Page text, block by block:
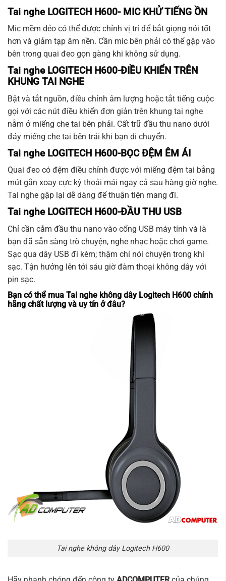
Tai nghe LOGITECH H600- MIC KHỬ TIẾNG ỒN
Mic mềm dẻo có thể được chỉnh vị trí để bắt giọng nói tốt
hơn và giảm tạp âm nền. Cần mic bên phải có thể gập vào
bên trong quai đeo gọn gàng khi không sử dụng.
Tai nghe LOGITECH H600-ĐIỀU KHIỂN TRÊN
KHUNG TAI NGHE
Bật và tắt nguồn, điều chỉnh âm lượng hoặc tắt tiếng cuộc
gọi với các nút điều khiển đơn giản trên khung tai nghe
nằm ở miếng che tai bên phải. Cất trữ đầu thu nano dưới
đáy miếng che tai bên trái khi bạn di chuyển.
Tai nghe LOGITECH H600-BỌC ĐỆM ÊM ÁI
Quai đeo có đệm điều chỉnh được với miếng đệm tai bằng
mút gắn xoay cực kỳ thoải mái ngay cả sau hàng giờ nghe.
Tai nghe gập lại dễ dàng để thuận tiện mang đi.
Tai nghe LOGITECH H600-ĐẦU THU USB
Chỉ cần cắm đầu thu nano vào cổng USB máy tính và là
bạn đã sẵn sàng trò chuyện, nghe nhạc hoặc chơi game.
Sạc qua dây USB đi kèm; thậm chí nói chuyện trong khi
sạc. Tận hưởng lên tới sáu giờ đàm thoại không dây với
pin sạc.
Bạn có thể mua Tai nghe không dây Logitech H600 chính
hãng chất lượng và uy tín ở đâu?
Tai nghe không dây Logitech H600